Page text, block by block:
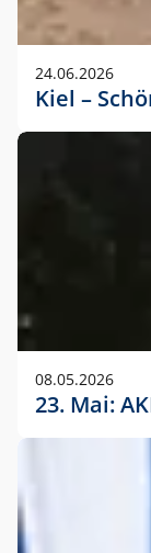
24.06.2026
Kiel –
08.05.2026
23. Mai: